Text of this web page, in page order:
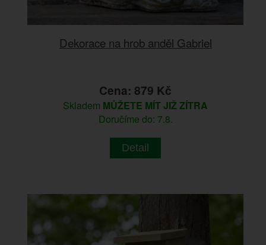
Dekorace na hrob anděl Gabriel
Cena: 879 Kč
Skladem MŮŽETE MÍT JIŽ ZÍTRA
Doručíme do: 7.8.
Detail